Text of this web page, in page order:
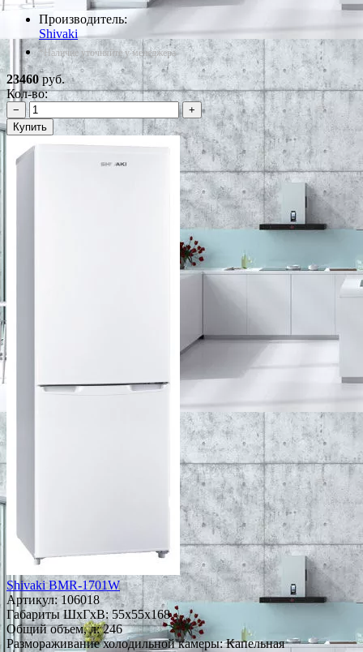
Производитель:
Shivaki
*Наличие уточняйте у менеджера
23460руб.
Кол-во:
−
+
Купить
Shivaki BMR-1701W
Артикул:106018
Габариты ШxГxВ: 55x55x168
Общий объем, л: 246
Размораживание холодильной камеры: Капельная